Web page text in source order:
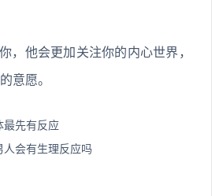
，他会更加关注你的内心世界，
意愿。
最先有反应
会有生理反应吗